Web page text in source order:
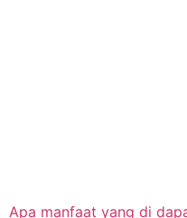
Apa manfaat yang di